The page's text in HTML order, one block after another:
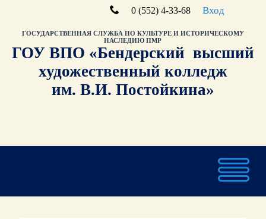
0 (552) 4-33-68 Вход
ГОСУДАРСТВЕННАЯ СЛУЖБА ПО КУЛЬТУРЕ И ИСТОРИЧЕСКОМУ
НАСЛЕДИЮ ПМР
ГОУ ВПО «Бендерский высший
художественный колледж
им. В.И. Постойкина»